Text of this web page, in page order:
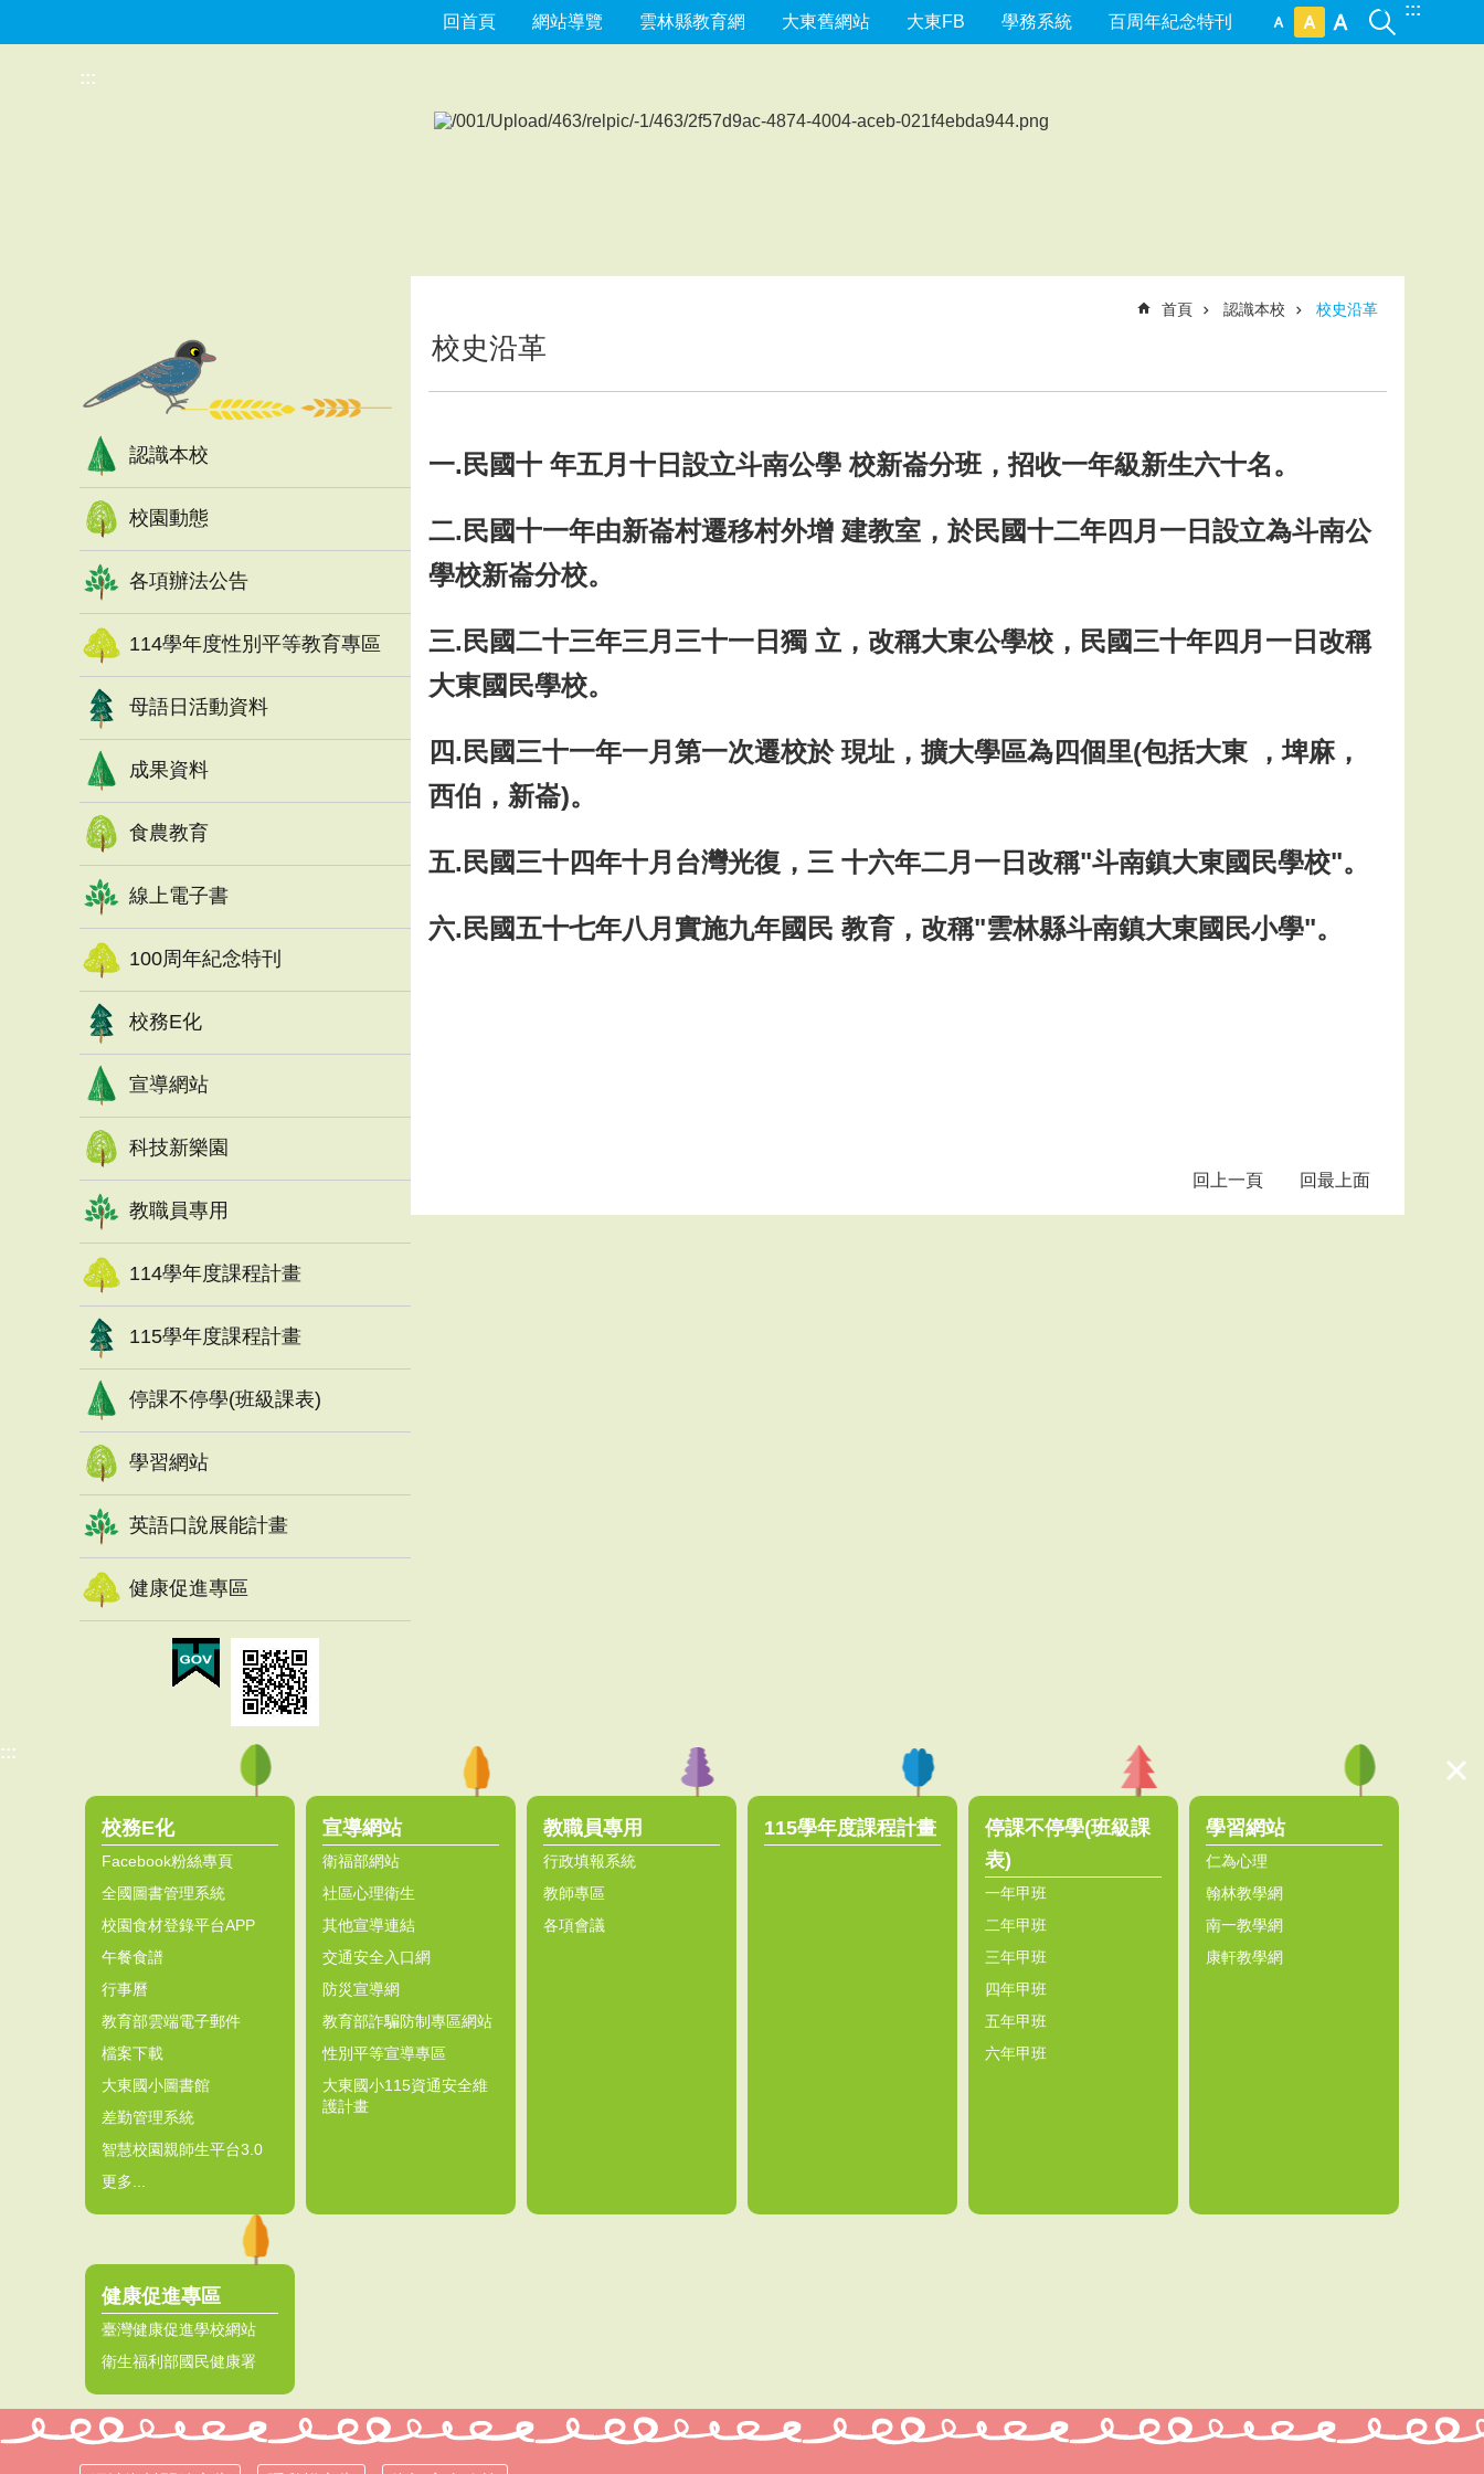
:::
回首頁 網站導覽 雲林縣教育網 大東舊網站 大東FB 學務系統 百周年紀念特刊
:::
認識本校
校園動態
各項辦法公告
114學年度性別平等教育專區
母語日活動資料
成果資料
食農教育
線上電子書
100周年紀念特刊
校務E化
宣導網站
科技新樂園
教職員專用
114學年度課程計畫
115學年度課程計畫
停課不停學(班級課表)
學習網站
英語口說展能計畫
健康促進專區
首頁 認識本校 校史沿革
校史沿革
一.民國十 年五月十日設立斗南公學 校新崙分班，招收一年級新生六十名。
二.民國十一年由新崙村遷移村外增 建教室，於民國十二年四月一日設立為斗南公
學校新崙分校。
三.民國二十三年三月三十一日獨 立，改稱大東公學校，民國三十年四月一日改稱
大東國民學校。
四.民國三十一年一月第一次遷校於 現址，擴大學區為四個里(包括大東 ，埤麻，
西伯，新崙)。
五.民國三十四年十月台灣光復，三 十六年二月一日改稱"斗南鎮大東國民學校"。
六.民國五十七年八月實施九年國民 教育，改稱"雲林縣斗南鎮大東國民小學"。
回上一頁 回最上面
:::
校務E化
Facebook粉絲專頁
全國圖書管理系統
校園食材登錄平台APP
午餐食譜
行事曆
教育部雲端電子郵件
檔案下載
大東國小圖書館
差勤管理系統
智慧校園親師生平台3.0
更多...
宣導網站
衛福部網站
社區心理衛生
其他宣導連結
交通安全入口網
防災宣導網
教育部詐騙防制專區網站
性別平等宣導專區
大東國小115資通安全維
護計畫
教職員專用
行政填報系統
教師專區
各項會議
115學年度課程計畫
停課不停學(班級課
表)
一年甲班
二年甲班
三年甲班
四年甲班
五年甲班
六年甲班
學習網站
仁為心理
翰林教學網
南一教學網
康軒教學網
健康促進專區
臺灣健康促進學校網站
衛生福利部國民健康署